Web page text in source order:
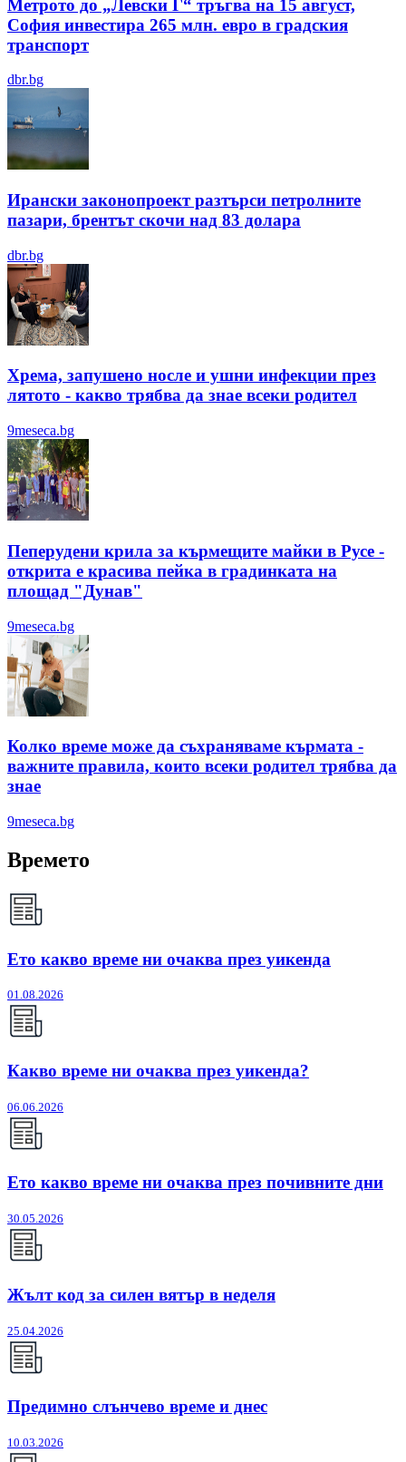
Метрото до „Левски Г“ тръгва на 15 август,
София инвестира 265 млн. евро в градския
транспорт
dbr.bg
Ирански законопроект разтърси петролните
пазари, брентът скочи над 83 долара
dbr.bg
Хрема, запушено носле и ушни инфекции през
лятотo - какво трябва да знае всеки родител
9meseca.bg
Пеперудени крила за кърмещите майки в Русе -
открита е красива пейка в градинката на
площад "Дунав"
9meseca.bg
Колко време може да съхраняваме кърмата -
важните правила, които всеки родител трябва да
знае
9meseca.bg
Времето
Ето какво време ни очаква през уикенда
01.08.2026
Какво време ни очаква през уикенда?
06.06.2026
Ето какво време ни очаква през почивните дни
30.05.2026
Жълт код за силен вятър в неделя
25.04.2026
Предимно слънчево време и днес
10.03.2026